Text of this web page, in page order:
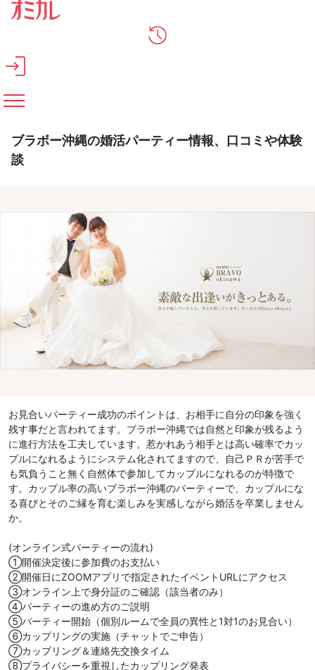
メインコンテンツへスキップ
ブラボー沖縄の婚活パーティー情報、口コミや体験
談
お見合いパーティー成功のポイントは、お相手に自分の印象を強く
残す事だと言われてます。ブラボー沖縄では自然と印象が残るよう
に進行方法を工夫しています。惹かれあう相手とは高い確率でカッ
プルになれるようにシステム化されてますので、自己ＰＲが苦手で
も気負うこと無く自然体で参加してカップルになれるのが特徴で
す。カップル率の高いブラボー沖縄のパーティーで、カップルにな
る喜びとそのご縁を育む楽しみを実感しながら婚活を卒業しません
か。
(オンライン式パーティーの流れ)
①開催決定後に参加費のお支払い
②開催日にZOOMアプリで指定されたイベントURLにアクセス
③オンライン上で身分証のご確認（該当者のみ）
④パーティーの進め方のご説明
⑤パーティー開始（個別ルームで全員の異性と1対1のお見合い）
⑥カップリングの実施（チャットでご申告）
⑦カップリング＆連絡先交換タイム
⑧プライバシーを重視したカップリング発表